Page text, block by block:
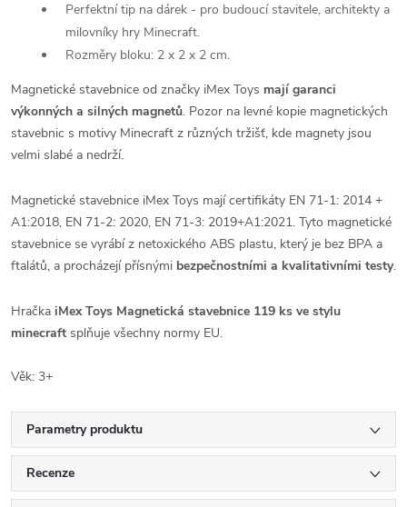
Perfektní tip na dárek - pro budoucí stavitele, architekty a
milovníky hry Minecraft.
Rozměry bloku: 2 x 2 x 2 cm.
Magnetické stavebnice od značky iMex Toys mají garanci
výkonných a silných magnetů. Pozor na levné kopie magnetických
stavebnic s motivy Minecraft z různých tržišť, kde magnety jsou
velmi slabé a nedrží.
Magnetické stavebnice iMex Toys mají certifikáty EN 71-1: 2014 +
A1:2018, EN 71-2: 2020, EN 71-3: 2019+A1:2021. Tyto magnetické
stavebnice se vyrábí z netoxického ABS plastu, který je bez BPA a
ftalátů, a procházejí přísnými bezpečnostními a kvalitativními testy.
Hračka iMex Toys Magnetická stavebnice 119 ks ve stylu
minecraft splňuje všechny normy EU.
Věk: 3+
Parametry produktu
Recenze